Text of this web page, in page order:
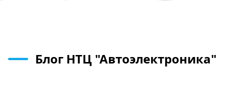
Блог НТЦ "Автоэлектроника"